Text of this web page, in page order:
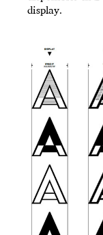
display.